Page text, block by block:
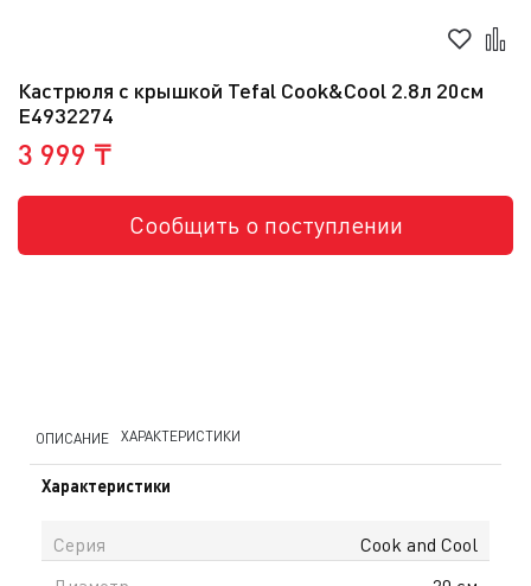
Кастрюля с крышкой Tefal Cook&Cool 2.8л 20см
E4932274
3 999 ₸
Сообщить о поступлении
ОПИСАНИЕ ХАРАКТЕРИСТИКИ
Характеристики
Серия
Cook and Cool